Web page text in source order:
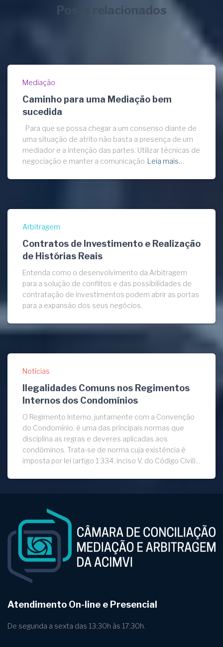
Posts relacionados
Mediação
Caminho para uma Mediação bem
sucedida
Para que se possa chegar a um consenso diante de
uma situação de atrito não basta a presença de um
mediador e a intenção das partes. Utilizar técnicas de
negociação e manter a comunicação Leia mais…
Arbitragem
Contratos de Investimento e Realização
de Histórias Reais
Entenda como o desenvolvimento da Arbitragem
para a solução de conflitos e das possibilidades de
contratação de investimentos podem abrir as portas
para a expansão dos seus negócios.
Notícias
Ilegalidades Comuns nos Regimentos
Internos dos Condomínios
O Regimento Interno, juntamente com a Convenção
do Condomínio, é uma das principais normas que
disciplina as regras e deveres aplicadas aos
condôminos. Trata-se de norma cuja existência é
imposta por lei (artigo 1.334, inciso V, do Código Civil)...
Atendimento On-line e Presencial
De segunda a sexta das 13:30h às 17:30h.